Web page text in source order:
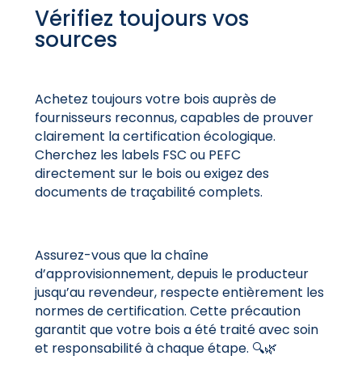
Vérifiez toujours vos
sources
Achetez toujours votre bois auprès de
fournisseurs reconnus, capables de prouver
clairement la certification écologique.
Cherchez les labels FSC ou PEFC
directement sur le bois ou exigez des
documents de traçabilité complets.
Assurez-vous que la chaîne
d’approvisionnement, depuis le producteur
jusqu’au revendeur, respecte entièrement les
normes de certification. Cette précaution
garantit que votre bois a été traité avec soin
et responsabilité à chaque étape. 🔍🌿